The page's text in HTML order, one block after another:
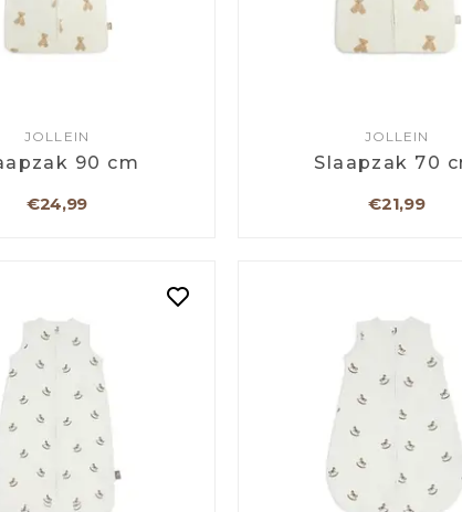
JOLLEIN
90 cm
€24,99
JOLLEIN
Slaapzak 70
€21,99